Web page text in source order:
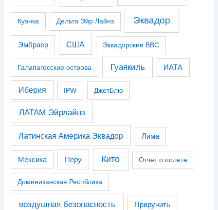
Куэнка Дельта Эйр Лайнз Эквадор
Эмбраер США Эквадорские ВВС
Галапагосские острова Гуаякиль ИАТА
Иберия IPW ДжетБлю
ЛАТАМ Эйрлайнз
Латинская Америка Эквадор Лима
Мексика Перу Кито Отчет о полете
Доминиканская Респблика
воздушная безопасность Приручить